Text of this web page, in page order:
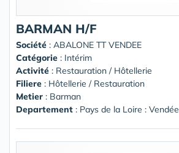
BARMAN H/F
Société : ABALONE TT VENDEE
Catégorie : Intérim
Activité : Restauration / Hôtellerie
Filiere : Hôtellerie / Restauration
Metier : Barman
Departement : Pays de la Loire : Vendée